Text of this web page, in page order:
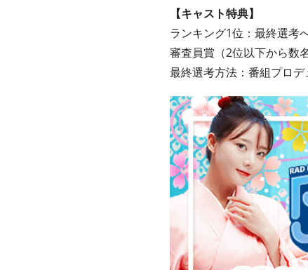
【キャスト特典】
ランキング1位：最終選考
審査員賞（2位以下から数
最終選考方法：番組プロ